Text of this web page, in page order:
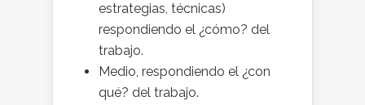
estrategias, técnicas)
respondiendo el ¿cómo? del
trabajo.
Medio, respondiendo el ¿con
qué? del trabajo.